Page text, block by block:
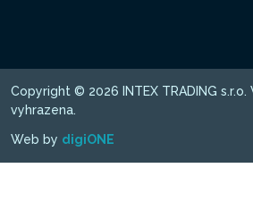
Copyright © 2026 INTEX TRADING s.r.o.
vyhrazena.
Web by digiONE